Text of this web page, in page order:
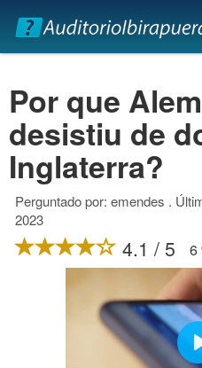
Por que
desistiu de
Inglaterra?
Perguntado por: emendes .
2023
4.1 / 5 6